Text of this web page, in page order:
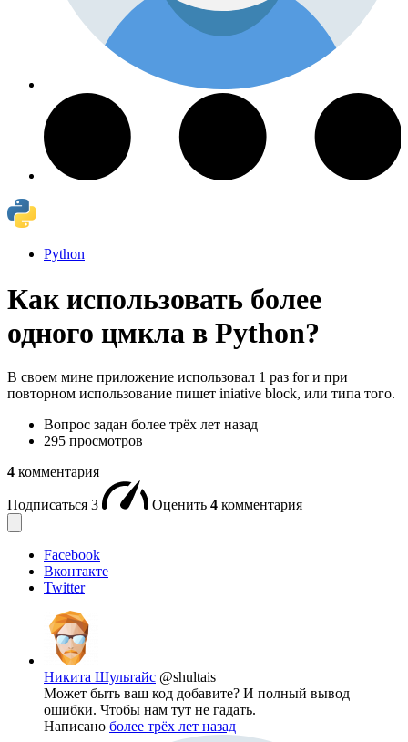
Python
Как использовать более
одного цмкла в Python?
В своем мине приложение использовал 1 раз for и при
повторном использование пишет iniative block, или типа того.
Вопрос задан более трёх лет назад
295 просмотров
4 комментария
Подписаться 3 Оценить 4 комментария
Facebook
Вконтакте
Twitter
Никита Шультайс @shultais
Может быть ваш код добавите? И полный вывод
ошибки. Чтобы нам тут не гадать.
Написано более трёх лет назад